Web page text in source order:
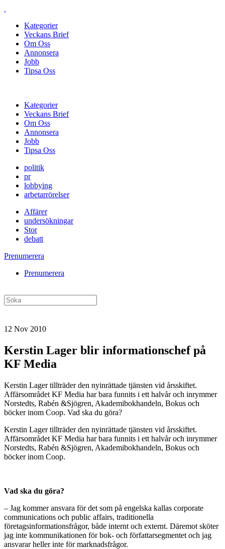
Kategorier
Veckans Brief
Om Oss
Annonsera
Jobb
Tipsa Oss
Kategorier
Veckans Brief
Om Oss
Annonsera
Jobb
Tipsa Oss
politik
pr
lobbying
arbetarrörelser
Affärer
undersökningar
Stor
debatt
Prenumerera
Prenumerera
12 Nov 2010
Kerstin Lager blir informationschef på
KF Media
Kerstin Lager tillträder den nyinrättade tjänsten vid årsskiftet.
Affärsområdet KF Media har bara funnits i ett halvår och inrymmer
Norstedts, Rabén &Sjögren, Akademibokhandeln, Bokus och
böcker inom Coop. Vad ska du göra?
Kerstin Lager tillträder den nyinrättade tjänsten vid årsskiftet.
Affärsområdet KF Media har bara funnits i ett halvår och inrymmer
Norstedts, Rabén &Sjögren, Akademibokhandeln, Bokus och
böcker inom Coop.
Vad ska du göra?
– Jag kommer ansvara för det som på engelska kallas corporate
communications och public affairs, traditionella
företagsinformationsfrågor, både internt och externt. Däremot sköter
jag inte kommunikationen för bok- och författarsegmentet och jag
ansvarar heller inte för marknadsfrågor.